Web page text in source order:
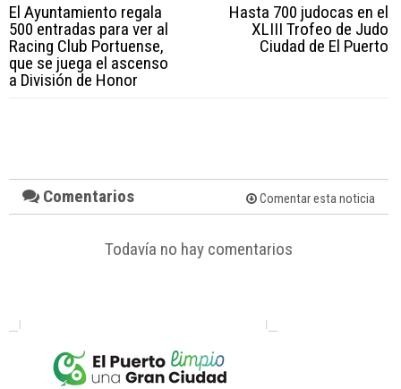
El Ayuntamiento regala
500 entradas para ver al
Racing Club Portuense,
que se juega el ascenso
a División de Honor
Hasta 700 judocas en el
XLIII Trofeo de Judo
Ciudad de El Puerto
Comentarios Comentar esta noticia
Todavía no hay comentarios